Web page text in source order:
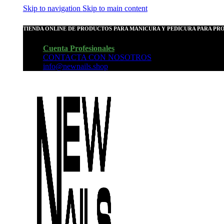
Skip to navigation Skip to main content
TIENDA ONLINE DE PRODUCTOS PARA MANICURA Y PEDICURA PARA
Cuenta Profesionales
CONTACTA CON NOSOTROS
info@newnails.shop